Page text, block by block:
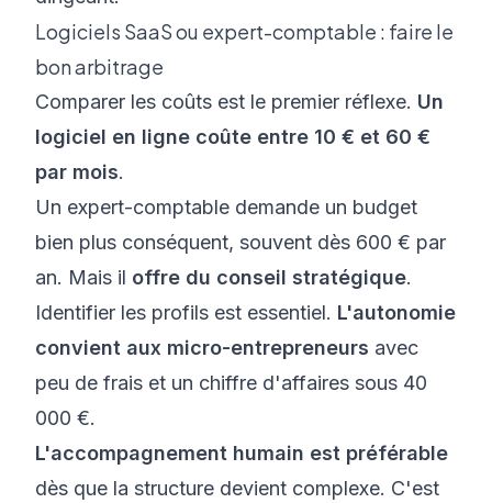
Logiciels SaaS ou expert-comptable : faire le
bon arbitrage
Comparer les coûts est le premier réflexe. Un
logiciel en ligne coûte entre 10 € et 60 €
par mois.
Un expert-comptable demande un budget
bien plus conséquent, souvent dès 600 € par
an. Mais il offre du conseil stratégique.
Identifier les profils est essentiel. L'autonomie
convient aux micro-entrepreneurs avec
peu de frais et un chiffre d'affaires sous 40
000 €.
L'accompagnement humain est préférable
dès que la structure devient complexe. C'est